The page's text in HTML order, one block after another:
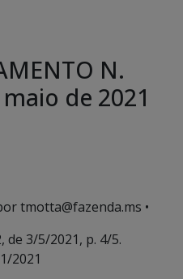
N.
de 2021
tmotta@fazenda.ms •
de 3/5/2021, p. 4/5.
2021